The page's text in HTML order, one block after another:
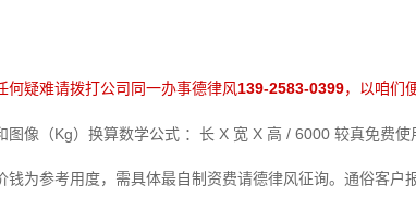
何疑难请拨打公司同一办事德律风139-2583-0399，以咱们
像（Kg）换算数学公式 ：长 X 宽 X 高 / 6000 较真免费使
钱为参考用度，需具体最自制资费请德律风征询。通俗客户